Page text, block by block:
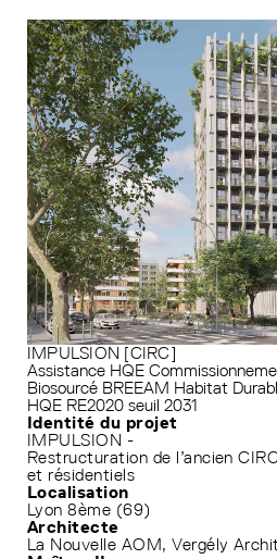
IMPULSION [CIRC]
Assistance HQE
Biosourcé BREEAM Habitat
HQE RE2020 seuil 2031
Identité du projet
IMPULSION -
Restructuration de l’ancien
et résidentiels
Localisation
Lyon 8ème (69)
Architecte
La Nouvelle AOM, Vergély